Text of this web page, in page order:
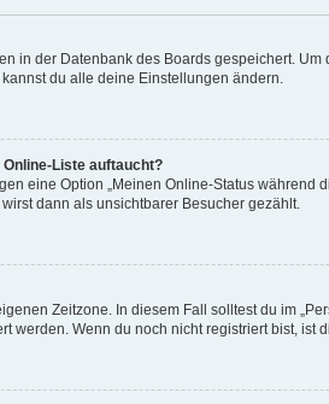
in der Datenbank des Boards gespeichert.
du alle deine Einstellungen ändern.
Liste auftaucht?
eine Option „Meinen Online-Status
dann als unsichtbarer Besucher gezählt.
Zeitzone. In diesem Fall solltest du im
werden. Wenn du noch nicht registriert bist, ist